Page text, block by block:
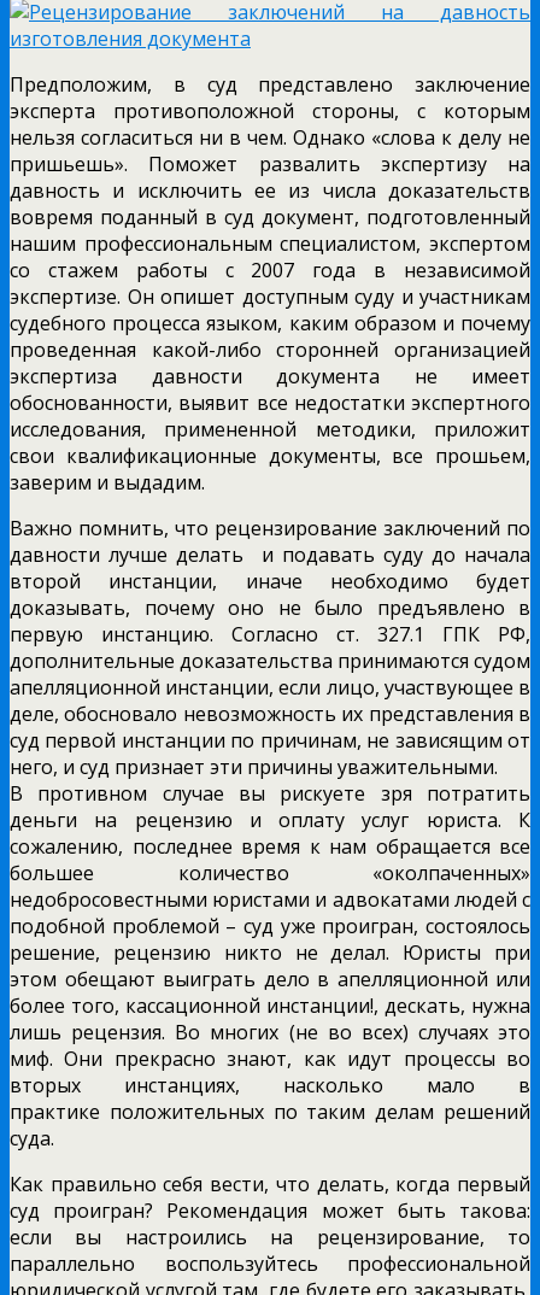
Предположим, в суд представлено заключение
эксперта противоположной стороны, с которым
нельзя согласиться ни в чем. Однако «слова к делу не
пришьешь». Поможет развалить экспертизу на
давность и исключить ее из числа доказательств
вовремя поданный в суд документ, подготовленный
нашим профессиональным специалистом, экспертом
со стажем работы с 2007 года в независимой
экспертизе. Он опишет доступным суду и участникам
судебного процесса языком, каким образом и почему
проведенная какой-либо сторонней организацией
экспертиза давности документа не имеет
обоснованности, выявит все недостатки экспертного
исследования, примененной методики, приложит
свои квалификационные документы, все прошьем,
заверим и выдадим.
Важно помнить, что рецензирование заключений по
давности лучше делать и подавать суду до начала
второй инстанции, иначе необходимо будет
доказывать, почему оно не было предъявлено в
первую инстанцию. Согласно ст. 327.1 ГПК РФ,
дополнительные доказательства принимаются судом
апелляционной инстанции, если лицо, участвующее в
деле, обосновало невозможность их представления в
суд первой инстанции по причинам, не зависящим от
него, и суд признает эти причины уважительными.
В противном случае вы рискуете зря потратить
деньги на рецензию и оплату услуг юриста. К
сожалению, последнее время к нам обращается все
большее количество «околпаченных»
недобросовестными юристами и адвокатами людей с
подобной проблемой – суд уже проигран, состоялось
решение, рецензию никто не делал. Юристы при
этом обещают выиграть дело в апелляционной или
более того, кассационной инстанции!, дескать, нужна
лишь рецензия. Во многих (не во всех) случаях это
миф. Они прекрасно знают, как идут процессы во
вторых инстанциях, насколько мало в
практике положительных по таким делам решений
суда.
Как правильно себя вести, что делать, когда первый
суд проигран? Рекомендация может быть такова:
если вы настроились на рецензирование, то
параллельно воспользуйтесь профессиональной